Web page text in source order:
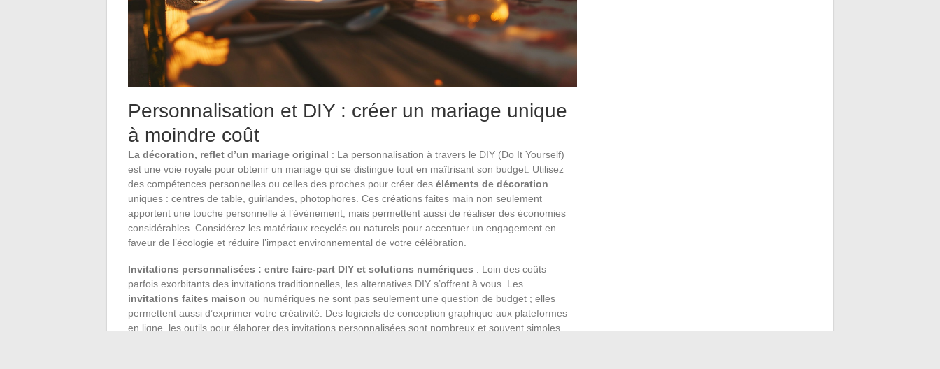
Personnalisation et DIY : créer un mariage unique
à moindre coût
La décoration, reflet d’un mariage original : La personnalisation à travers le DIY (Do It Yourself)
est une voie royale pour obtenir un mariage qui se distingue tout en maîtrisant son budget. Utilisez
des compétences personnelles ou celles des proches pour créer des éléments de décoration
uniques : centres de table, guirlandes, photophores. Ces créations faites main non seulement
apportent une touche personnelle à l’événement, mais permettent aussi de réaliser des économies
considérables. Considérez les matériaux recyclés ou naturels pour accentuer un engagement en
faveur de l’écologie et réduire l’impact environnemental de votre célébration.
Invitations personnalisées : entre faire-part DIY et solutions numériques : Loin des coûts
parfois exorbitants des invitations traditionnelles, les alternatives DIY s’offrent à vous. Les
invitations faites maison ou numériques ne sont pas seulement une question de budget ; elles
permettent aussi d’exprimer votre créativité. Des logiciels de conception graphique aux plateformes
en ligne, les outils pour élaborer des invitations personnalisées sont nombreux et souvent simples